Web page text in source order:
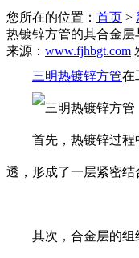
您所在的位置： 首页 >
热镀锌方管的其合金层
来源： www.fjhbgt.com
三明热镀锌方管在
首先，热镀锌过程中
透，形成了一层紧密结
其次，合金层的组织